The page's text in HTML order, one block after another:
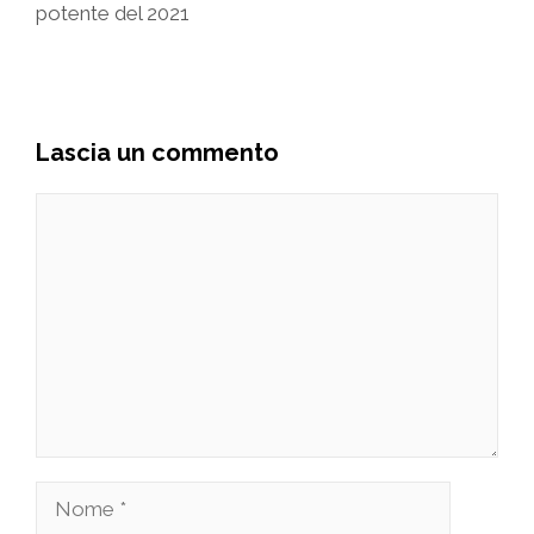
potente del 2021
Lascia un commento
Nome